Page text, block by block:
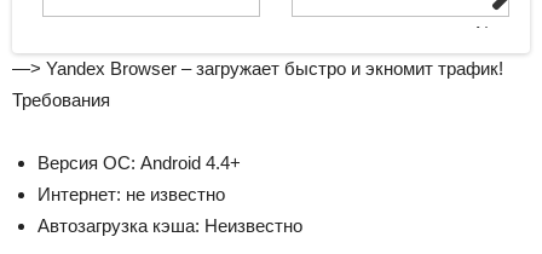
Next
—> Yandex Browser – загружает быстро и экномит трафик!
Требования
Версия ОС: Android 4.4+
Интернет: не известно
Автозагрузка кэша: Неизвестно